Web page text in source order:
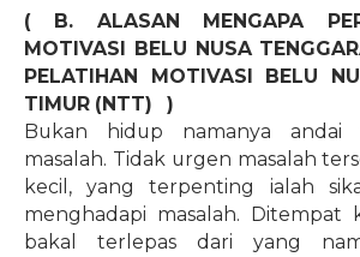
( B. ALASAN MENGAPA
MOTIVASI BELU NUSA
PELATIHAN MOTIVASI BELU
TIMUR (NTT)
)
Bukan hidup namanya andai
masalah. Tidak urgen masalah
kecil, yang terpenting ialah
menghadapi masalah. Ditempat
bakal terlepas dari yang